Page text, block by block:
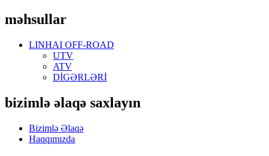
məhsullar
LINHAI OFF-ROAD
UTV
ATV
DİGƏRLƏRİ
bizimlə əlaqə saxlayın
Bizimlə Əlaqə
Haqqımızda